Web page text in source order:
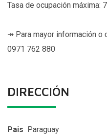
Tasa de ocupación máxima:
↠ Para mayor información o
0971 762 880
DIRECCIÓN
Pais Paraguay